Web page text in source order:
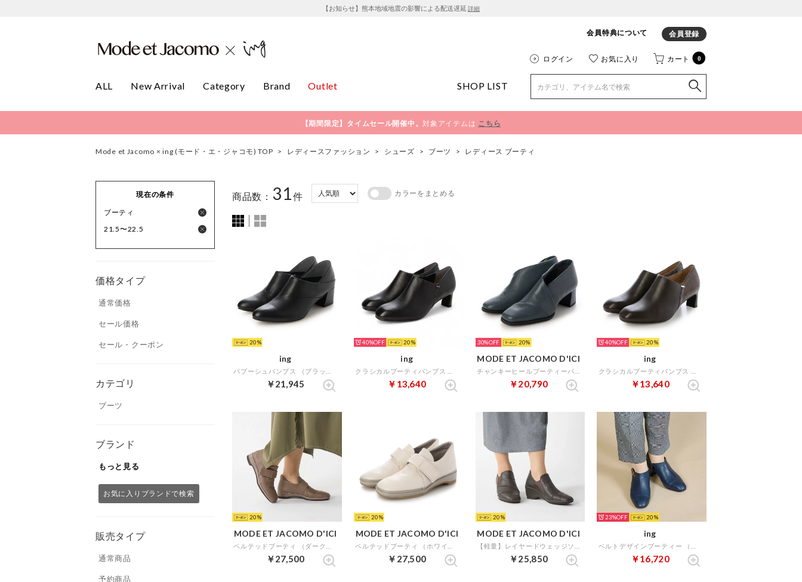
【お知らせ】熊本地域地震の影響による配送遅延 詳細
会員特典について 会員登録
ログイン お気に入り カート 0
ALL New Arrival Category Brand Outlet SHOP LIST
【期間限定】タイムセール開催中。対象アイテムは こちら
Mode et Jacomo × ing (モード・エ・ジャコモ) TOP > レディースファッション > シューズ > ブーツ > レディース ブーティ
現在の条件
ブーティ
21.5〜22.5
価格タイプ
通常価格
セール価格
セール・クーポン
カテゴリ
ブーツ
ブランド
もっと見る
お気に入りブランドで検索
販売タイプ
通常商品
予約商品
商品数： 31件 カラーをまとめる
20
ing
￥21,945
40% 20
ing
￥13,640
30% 20
MODE ET JACOMO D'ICI
￥20,790
40% 20
ing
￥13,640
20
MODE ET JACOMO D'ICI
￥27,500
20
MODE ET JACOMO D'ICI
￥27,500
20
MODE ET JACOMO D'ICI
￥25,850
23% 20
ing
￥16,720